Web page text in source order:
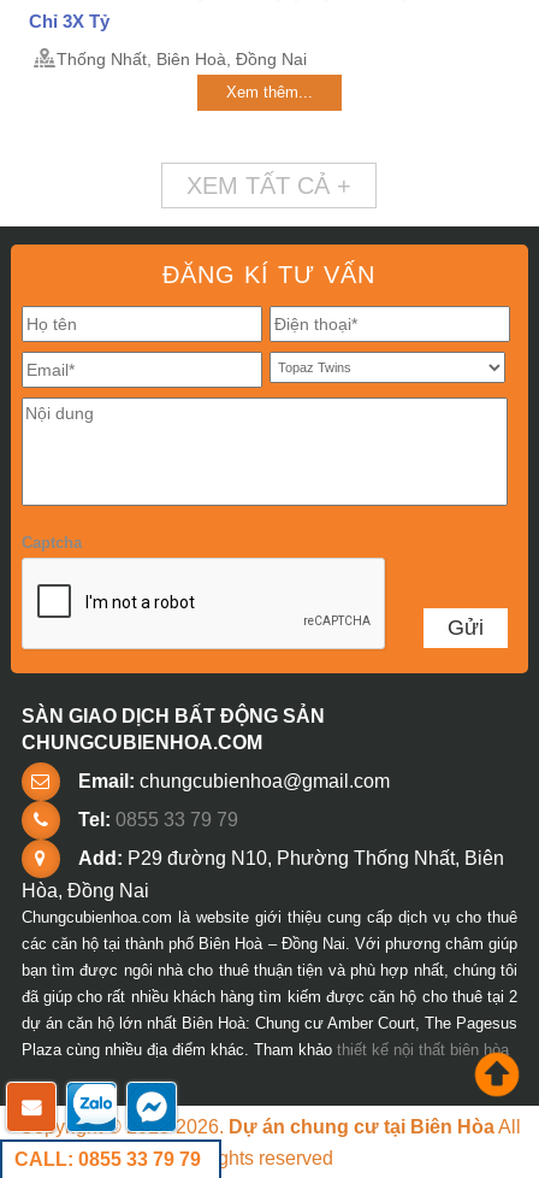
Chỉ 3X Tỷ
Thống Nhất, Biên Hoà, Đồng Nai
Xem thêm...
XEM TẤT CẢ +
ĐĂNG KÍ TƯ VẤN
Captcha
SÀN GIAO DỊCH BẤT ĐỘNG SẢN
CHUNGCUBIENHOA.COM
Email: chungcubienhoa@gmail.com
Tel: 0855 33 79 79
Add: P29 đường N10, Phường Thống Nhất, Biên
Hòa, Đồng Nai
Chungcubienhoa.com là website giới thiệu cung cấp dịch vụ cho thuê
các căn hộ tại thành phố Biên Hoà – Đồng Nai. Với phương châm giúp
bạn tìm được ngôi nhà cho thuê thuận tiện và phù hợp nhất, chúng tôi
đã giúp cho rất nhiều khách hàng tìm kiếm được căn hộ cho thuê tại 2
dự án căn hộ lớn nhất Biên Hoà: Chung cư Amber Court, The Pagesus
Plaza cùng nhiều địa điểm khác. Tham khảo thiết kế nội thất biên hòa
CALL: 0855 33 79 79
Copyright © 2018-2026. Dự án chung cư tại Biên HòaAll
rights reserved